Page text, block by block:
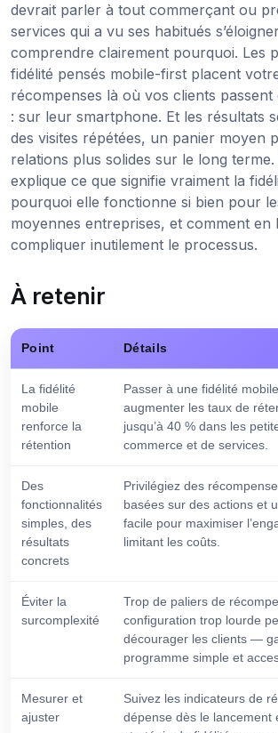
devrait parler à tout commerçant ou
services qui a vu ses habitués
comprendre clairement pourquoi. Les
fidélité pensés mobile-first placent
récompenses là où vos clients passent
: sur leur smartphone. Et les résultats
des visites répétées, un panier moyen
relations plus solides sur le long terme.
explique ce que signifie vraiment la
pourquoi elle fonctionne si bien pour
moyennes entreprises, et comment en
compliquer inutilement le processus.
À retenir
Point Détails
La fidélité
mobile
renforce la
rétention
Passer à une fidélité
augmenter les taux de
jusqu’à 40 % dans les
commerce et de services.
Des
fonctionnalités
simples, des
résultats
concrets
Privilégiez des
basées sur des actions et
facile pour maximiser
limitant les coûts.
Éviter la
surcomplexité
Trop de paliers de
configuration trop lourde
décourager les clients —
programme simple et
Mesurer et
ajuster
Suivez les indicateurs de
dépense dès le lancement